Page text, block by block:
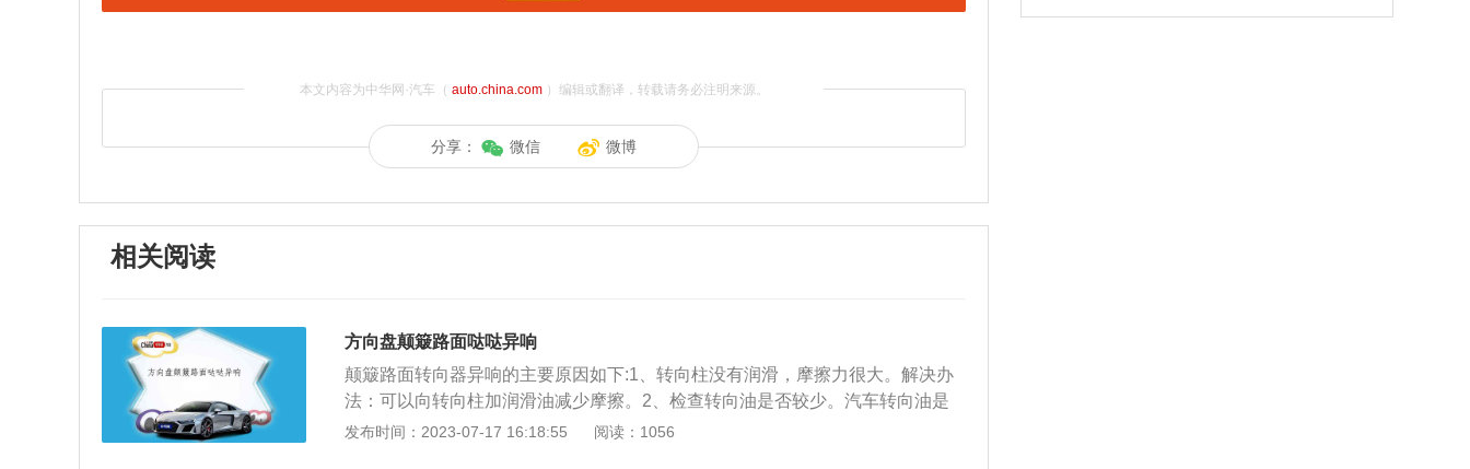
本文内容为中华网·汽车（ auto.china.com）编辑或翻译，转载请务必注明来源。
分享： 微信 微博
相关阅读
方向盘颠簸路面哒哒异响
颠簸路面转向器异响的主要原因如下:1、转向柱没有润滑，摩擦力很大。解决办
法：可以向转向柱加润滑油减少摩擦。2、检查转向油是否较少。汽车转向油是
一种特殊的液体，用于汽车动力系统的增压泵。解决办法：添加转向油。3、检
发布时间：2023-07-17 16:18:55 阅读：1056
响；<&list>3.稳定器的转向胶套和球头